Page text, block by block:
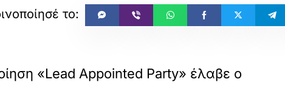
«Lead Appointed Party» έλαβε ο